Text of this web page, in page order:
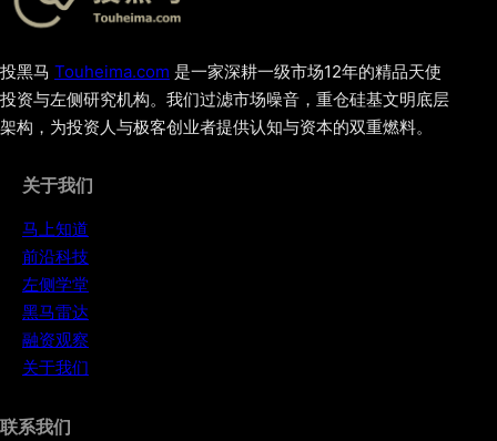
投黑马 Touheima.com 是一家深耕一级市场12年的精品天使
投资与左侧研究机构。我们过滤市场噪音，重仓硅基文明底层
架构，为投资人与极客创业者提供认知与资本的双重燃料。
关于我们
马上知道
前沿科技
左侧学堂
黑马雷达
融资观察
关于我们
联系我们